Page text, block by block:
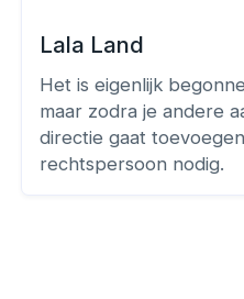
Lala Land
Het is eigenlijk
maar zodra je andere
directie gaat
rechtspersoon nodig.